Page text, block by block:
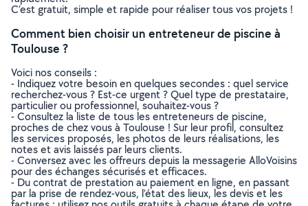
C’est gratuit, simple et rapide pour réaliser tous vos projets !
Comment bien choisir un entreteneur de piscine à
Toulouse ?
Voici nos conseils :
- Indiquez votre besoin en quelques secondes : quel service
recherchez-vous ? Est-ce urgent ? Quel type de prestataire,
particulier ou professionnel, souhaitez-vous ?
- Consultez la liste de tous les entreteneurs de piscine,
proches de chez vous à Toulouse ! Sur leur profil, consultez
les services proposés, les photos de leurs réalisations, les
notes et avis laissés par leurs clients.
- Conversez avec les offreurs depuis la messagerie AlloVoisins
pour des échanges sécurisés et efficaces.
- Du contrat de prestation au paiement en ligne, en passant
par la prise de rendez-vous, l’état des lieux, les devis et les